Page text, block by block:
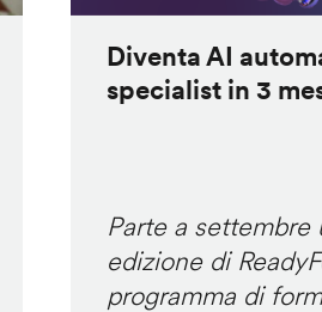
Diventa AI
specialist in 3
Parte a settembre
edizione di
programma di